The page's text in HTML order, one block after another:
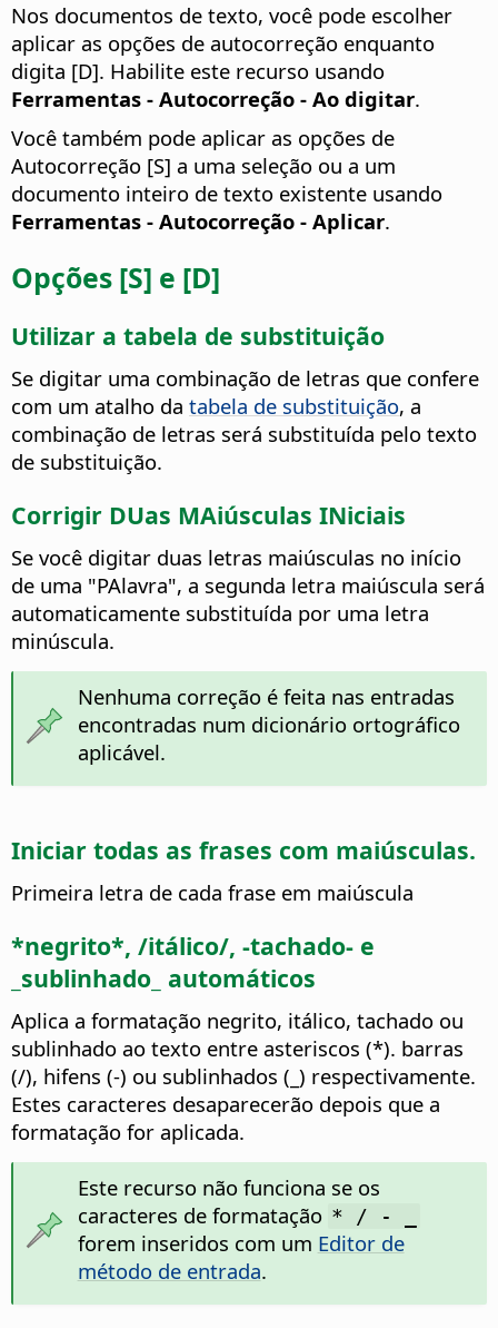
Nos documentos de texto, você pode escolher
aplicar as opções de autocorreção enquanto
digita [D]. Habilite este recurso usando
Ferramentas - Autocorreção - Ao digitar.
Você também pode aplicar as opções de
Autocorreção [S] a uma seleção ou a um
documento inteiro de texto existente usando
Ferramentas - Autocorreção - Aplicar.
Opções [S] e [D]
Utilizar a tabela de substituição
Se digitar uma combinação de letras que confere
com um atalho da tabela de substituição, a
combinação de letras será substituída pelo texto
de substituição.
Corrigir DUas MAiúsculas INiciais
Se você digitar duas letras maiúsculas no início
de uma "PAlavra", a segunda letra maiúscula será
automaticamente substituída por uma letra
minúscula.
Nenhuma correção é feita nas entradas
encontradas num dicionário ortográfico
aplicável.
Iniciar todas as frases com maiúsculas.
Primeira letra de cada frase em maiúscula
*negrito*, /itálico/, -tachado- e
_sublinhado_ automáticos
Aplica a formatação negrito, itálico, tachado ou
sublinhado ao texto entre asteriscos (*). barras
(/), hifens (-) ou sublinhados (_) respectivamente.
Estes caracteres desaparecerão depois que a
formatação for aplicada.
Este recurso não funciona se os
caracteres de formatação * / - _
forem inseridos com um Editor de
método de entrada.